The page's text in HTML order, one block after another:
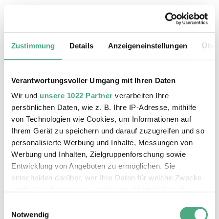
Zustimmung Details Anzeigeneinstellungen
Verantwortungsvoller Umgang mit Ihren Daten
Wir und unsere 1022 Partner verarbeiten Ihre
persönlichen Daten, wie z. B. Ihre IP-Adresse, mithilfe
von Technologien wie Cookies, um Informationen auf
Ihrem Gerät zu speichern und darauf zuzugreifen und so
personalisierte Werbung und Inhalte, Messungen von
Werbung und Inhalten, Zielgruppenforschung sowie
Entwicklung von Angeboten zu ermöglichen. Sie
entscheiden darüber, wer Ihre Daten für welche Zwecke
Trigger Symbol ändern oder widerrufen
Notwendig
ÖFFENTLICHE FÜHRUNG
Der Erzschrägaufzug der Völklinger Hütte mit
Copyright: Weltkulturerbe Völklinger Hütte | Karl
©
Das Weltkulturerbe Völklinger Hütte